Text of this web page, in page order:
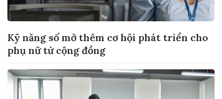
Kỹ năng số mở thêm cơ hội phát triển cho
phụ nữ từ cộng đồng